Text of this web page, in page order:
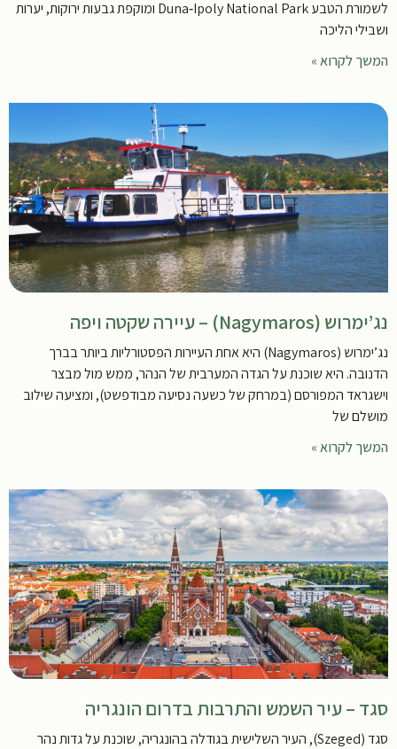
לשמורת הטבע Duna‑Ipoly National Park ומוקפת גבעות ירוקות, יערות
ושבילי הליכה
המשך לקרוא »
נג’ימרוש (Nagymaros) – עיירה שקטה ויפה
נג’ימרוש (Nagymaros) היא אחת העיירות הפסטורליות ביותר בברך
הדנובה. היא שוכנת על הגדה המערבית של הנהר, ממש מול מבצר
וישגראד המפורסם (במרחק של כשעה נסיעה מבודפשט), ומציעה שילוב
מושלם של
המשך לקרוא »
סגד – עיר השמש והתרבות בדרום הונגריה
סגד (Szeged), העיר השלישית בגודלה בהונגריה, שוכנת על גדות נהר